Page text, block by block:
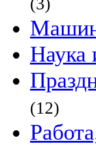
Наука
(12)